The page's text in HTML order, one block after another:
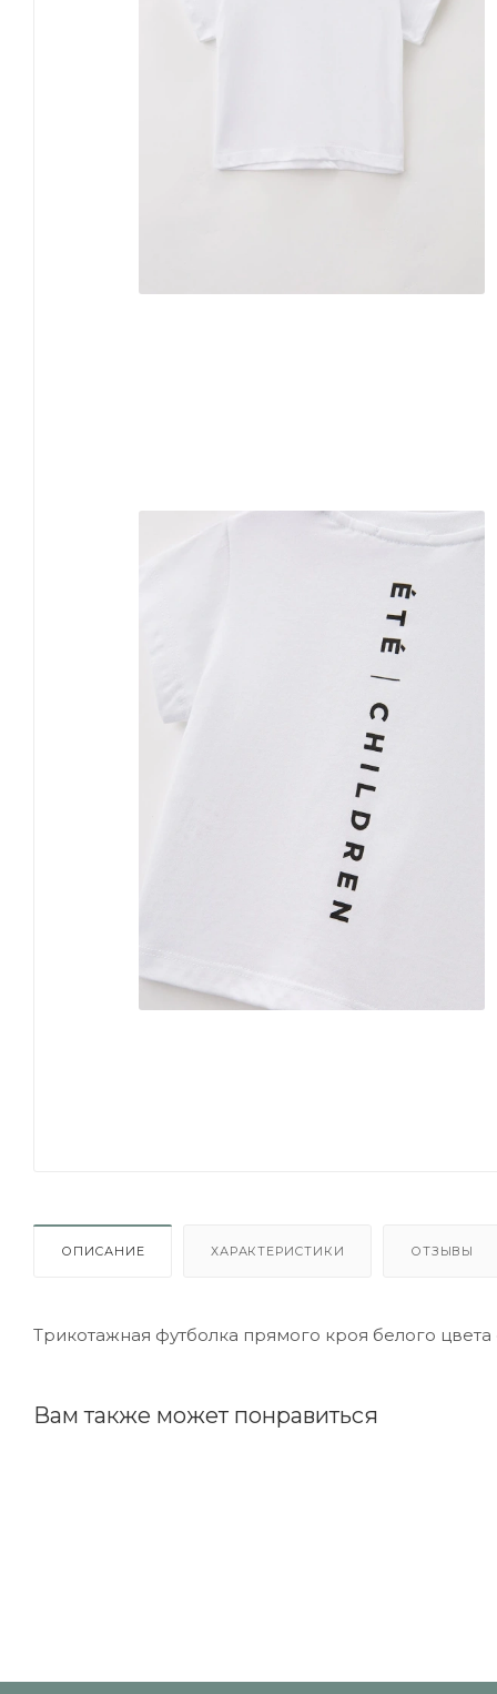
ОПИСАНИЕ ХАРАКТЕРИСТИКИ ОТЗЫВЫ
Трикотажная футболка прямого кроя белого
Вам также может понравиться